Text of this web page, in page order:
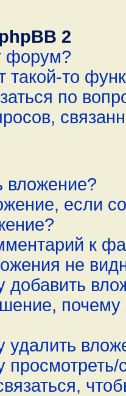
2
форум?
такой-то
по
вложение?
если
к
не
добавить
удалить